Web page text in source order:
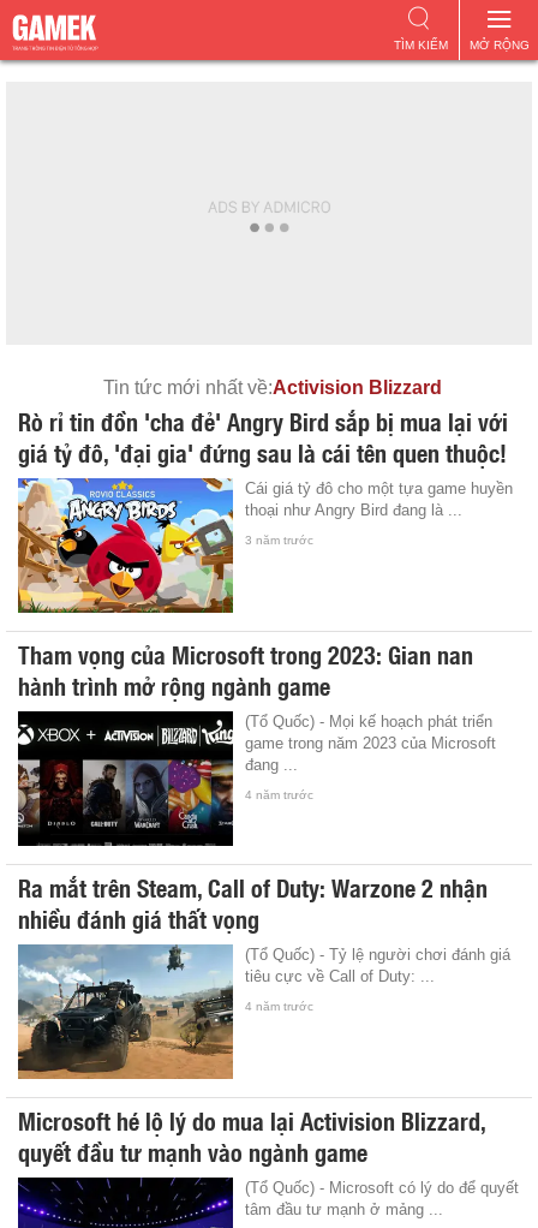
MỞ RỘNG
TÌM KIẾM
Tin tức mới nhất về:Activision Blizzard
Rò rỉ tin đồn 'cha đẻ' Angry Bird sắp bị mua lại với
giá tỷ đô, 'đại gia' đứng sau là cái tên quen thuộc!
Cái giá tỷ đô cho một tựa game huyền
thoại như Angry Bird đang là ...
3 năm trước
Tham vọng của Microsoft trong 2023: Gian nan
hành trình mở rộng ngành game
(Tổ Quốc) - Mọi kế hoạch phát triển
game trong năm 2023 của Microsoft
đang ...
4 năm trước
Ra mắt trên Steam, Call of Duty: Warzone 2 nhận
nhiều đánh giá thất vọng
(Tổ Quốc) - Tỷ lệ người chơi đánh giá
tiêu cực về Call of Duty: ...
4 năm trước
Microsoft hé lộ lý do mua lại Activision Blizzard,
quyết đầu tư mạnh vào ngành game
(Tổ Quốc) - Microsoft có lý do để quyết
tâm đầu tư mạnh ở mảng ...